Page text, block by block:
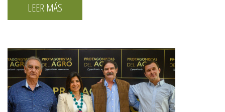
LEER MÁS